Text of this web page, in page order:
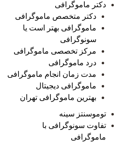
دکتر ماموگرافی
دکتر متخصص ماموگرافی
ماموگرافی بهتر است یا
سونوگرافی
مرکز تخصصی ماموگرافی
درد ماموگرافی
مدت زمان انجام ماموگرافی
ماموگرافی دیجیتال
بهترین ماموگرافی تهران
توموسنتز سینه
تفاوت سونوگرافی با
ماموگرافی